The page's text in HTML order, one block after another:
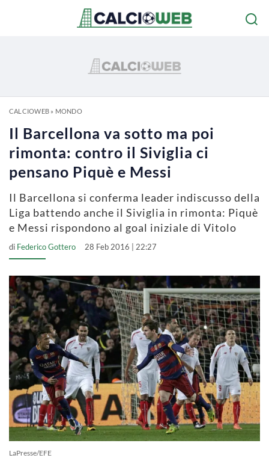
CALCIOWEB» MONDO
Il Barcellona va sotto ma poi
rimonta: contro il Siviglia ci
pensano Piquè e Messi
Il Barcellona si conferma leader indiscusso della
Liga battendo anche il Siviglia in rimonta: Piquè
e Messi rispondono al goal iniziale di Vitolo
di Federico Gottero 28 Feb 2016 | 22:27
LaPresse/EFE